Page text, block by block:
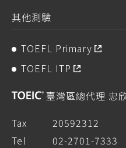
其他測驗
TOEFL Primary
TOEFL ITP
臺灣區總代理 忠
Tax
20592312
Tel
02-2701-7333